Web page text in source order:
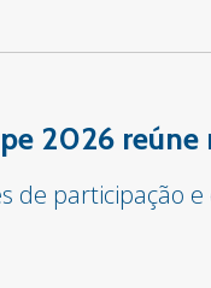
2026
de participação